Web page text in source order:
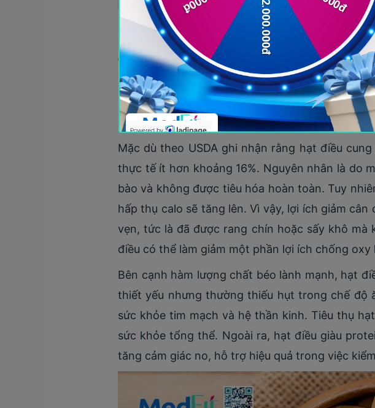
Hạnh nhân chứa chất béo lành
Hạt điều
Theo cơ sở dữ liệu FoodData Central của
năng lượng là 157kcal, 5,16g protein, 12,4g
chất xơ.
Mặc dù theo USDA ghi nhận rằng hạt điều
thực tế ít hơn khoảng 16%. Nguyên nhân là do
bào và không được tiêu hóa hoàn toàn. Tuy
hấp thụ calo sẽ tăng lên. Vì vậy, lợi ích giảm
vẹn, tức là đã được rang chín hoặc sấy khô
điều có thể làm giảm một phần lợi ích chống oxy
Bên cạnh hàm lượng chất béo lành mạnh, hạt
thiết yếu nhưng thường thiếu hụt trong chế độ
sức khỏe tim mạch và hệ thần kinh. Tiêu thụ
sức khỏe tổng thể. Ngoài ra, hạt điều giàu
tăng cảm giác no, hỗ trợ hiệu quả trong việc